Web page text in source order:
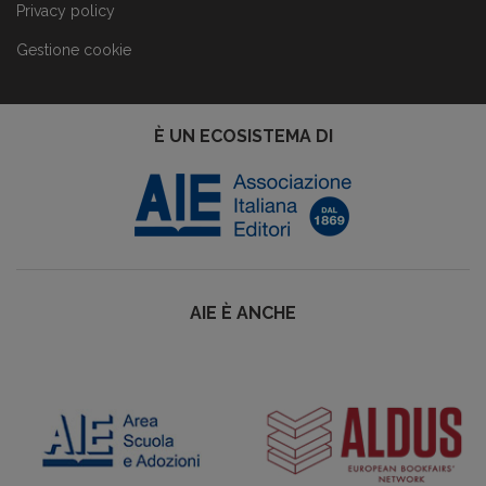
Privacy policy
Gestione cookie
È UN ECOSISTEMA DI
AIE È ANCHE